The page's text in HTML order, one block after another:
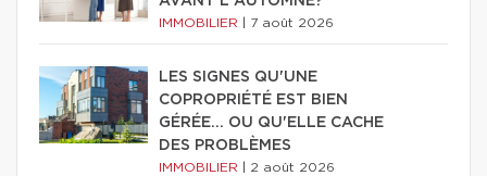
IMMOBILIER 7 août 2026
LES SIGNES QU'UNE
COPROPRIÉTÉ EST BIEN
GÉRÉE… OU QU'ELLE CACHE
DES PROBLÈMES
IMMOBILIER 2 août 2026